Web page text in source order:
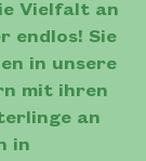
Vielfalt an
endlos! Sie
in unsere
mit ihren
an
in